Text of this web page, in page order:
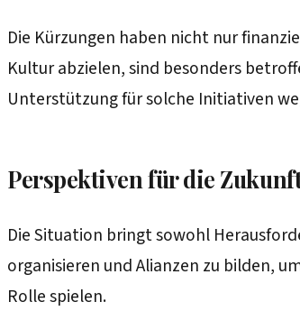
Die Kürzungen haben nicht nur
Kultur abzielen, sind besonders
Unterstützung für solche Initiativen
Perspektiven für die
Die Situation bringt sowohl
organisieren und Alianzen zu bilden,
Rolle spielen.